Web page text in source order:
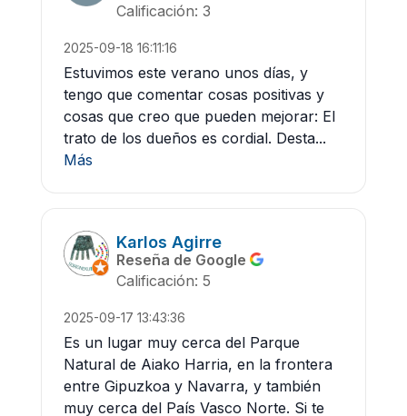
Calificación: 3
2025-09-18 16:11:16
Estuvimos este verano unos días, y
tengo que comentar cosas positivas y
cosas que creo que pueden mejorar: El
trato de los dueños es cordial. Desta...
Más
Karlos Agirre
Reseña de Google
Calificación: 5
2025-09-17 13:43:36
Es un lugar muy cerca del Parque
Natural de Aiako Harria, en la frontera
entre Gipuzkoa y Navarra, y también
muy cerca del País Vasco Norte. Si te